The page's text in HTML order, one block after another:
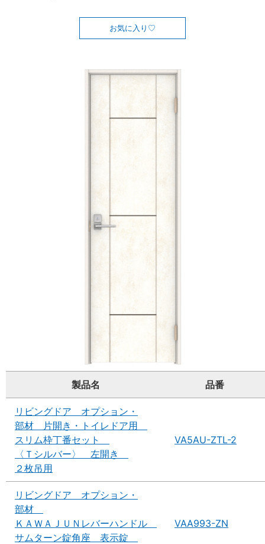
お気に入り
製品名 品番
リビングドア オプション・
部材 片開き・トイレドア用
スリム枠丁番セット
〈Ｔシルバー〉 左開き
２枚吊用
VA5AU-ZTL-2
リビングドア オプション・
部材
ＫＡＷＡＪＵＮレバーハンドル
サムターン錠角座 表示錠
VAA993-ZN